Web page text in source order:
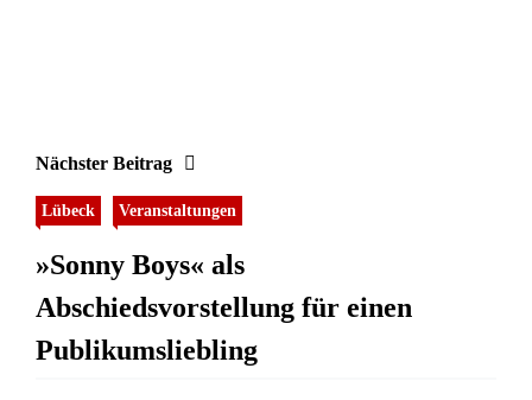
Nächster Beitrag
Lübeck Veranstaltungen
»Sonny Boys« als
Abschiedsvorstellung für einen
Publikumsliebling